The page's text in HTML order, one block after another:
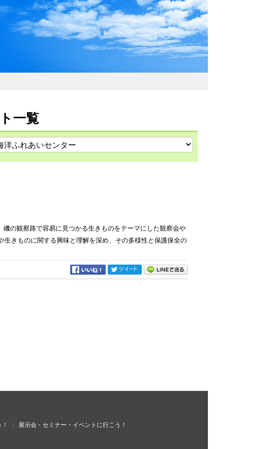
かわおでかけガイド
一覧
の観察路で容易に見つかる生きものをテーマにした観察会や
ものに関する興味と理解を深め、その多様性と保護保全の
展示会・セミナー・イベントに行こう！